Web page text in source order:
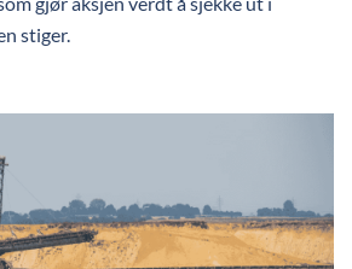
stiger.